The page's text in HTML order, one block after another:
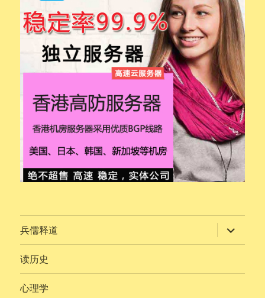
兵儒释道 展
开
子
读历史
心理学